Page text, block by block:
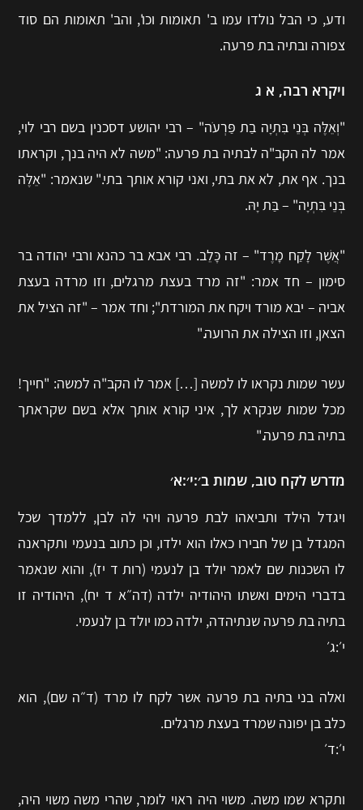
ודע, כי הבל נולדו עמו ב' תאומות וכו', והב' תאומות הם סוד
צפורה ובתיה בת פרעה.
ויקרא רבה, א ג
"וְאֵלֶּה בְּנֵי בִּתְיָה בַת פַּרְעֹה" – רבי יהושע דסכנין בשם רבי לוי,
אמר לה הקב"ה לבתיה בת פרעה: "משה לא היה בנך, וקראתו
בנך. אף את, לא את בתי, ואני קורא אותך בתי." שנאמר: "אֵלֶּה
בְּנֵי בִּתְיָה" – בַּת יָהּ.
"אֲשֶׁר לָקַח מָרֶד" – זה כָּלֵב. רבי אבא בר כהנא ורבי יהודה בר
סימון – חד אמר: "זה מרד בעצת מרגלים, וזו מרדה בעצת
אביה – יבא מורד ויקח את המורדת"; וחד אמר – "זה הציל את
הצאן, וזו הצילה את הרועה."
עשר שמות נקראו לו למשה […] אמר לו הקב"ה למשה: "חייך!
מכל שמות שנקרא לך, איני קורא אותך אלא בשם שקראתך
בתיה בת פרעה."
מדרש לקח טוב, שמות ב׳:י׳:א׳
ויגדל הילד ותביאהו לבת פרעה ויהי לה לבן, ללמדך שכל
המגדל בן של חבירו כאלו הוא ילדו, וכן כתוב בנעמי ותקראנה
לו השכנות שם לאמר יולד בן לנעמי (רות ד יז), והוא שנאמר
בדברי הימים ואשתו היהודיה ילדה (דה״א ד יח), היהודיה זו
בתיה בת פרעה שנתיהדה, ילדה כמו יולד בן לנעמי.
י׳:ג׳
ואלה בני בתיה בת פרעה אשר לקח לו מרד (ד״ה שם), הוא
כלב בן יפונה שמרד בעצת מרגלים.
י׳:ד׳
ותקרא שמו משה. משוי היה ראוי לומר, שהרי משה משוי היה,